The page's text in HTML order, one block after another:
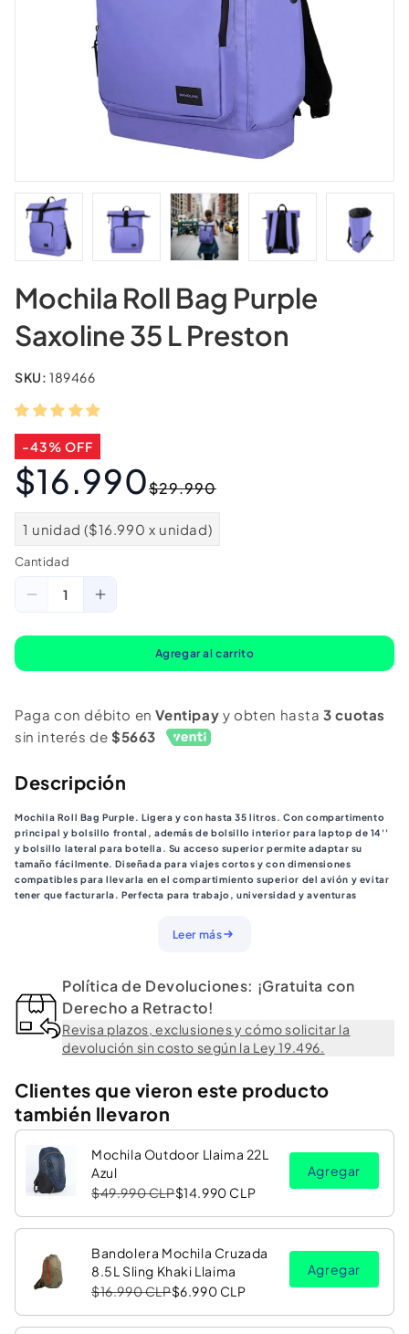
Mochila Roll Bag Purple
Saxoline 35 L Preston
SKU: 189466
-43% OFF
$29.990
$16.990
1 unidad ($16.990 x unidad)
Cantidad
Cantidad
Reducir
cantidad
Bag
Saxoline
L
Preston
Aumentar
cantidad
Roll
Bag
Saxoline
L
Preston
Agregar al carrito
Paga con débito enVentipay y obten hasta3 cuotas
sin interés de $5663
Descripción
Mochila Roll Bag Purple. Ligera y con hasta 35 litros. Con compartimento
principal y bolsillo frontal, además de bolsillo interior para laptop de 14''
y bolsillo lateral para botella. Su acceso superior permite adaptar su
tamaño fácilmente. Diseñada para viajes cortos y con dimensiones
compatibles para llevarla en el compartimiento superior del avión y evitar
tener que facturarla. Perfecta para trabajo, universidad y aventuras
combina diseño moderno con funcionalidad avanzada. Su cierre enrollable
Características principales:
✅Compartimento principal espacioso para llevar todo lo esencial.
✅Bolsillo frontal
✅Bolsillo interiorpara laptop.
Bolsillo lateral para botella de agua o paraguas.
algunas gotas.
✅Correas ajustables y ergonómicas para mayor comodidad al cargarla.
Leer más
Política de Devoluciones: ¡Gratuita con
Derecho a Retracto!
Revisa plazos, exclusiones y cómo solicitar la
devolución sin costo según la Ley 19.496.
Clientes que vieron este producto
también llevaron
Mochila Outdoor Llaima 22L
Azul
$49.990 CLP$14.990 CLP
Agregar
Bandolera Mochila Cruzada
8.5L Sling Khaki Llaima
$16.990 CLP$6.990 CLP
Agregar